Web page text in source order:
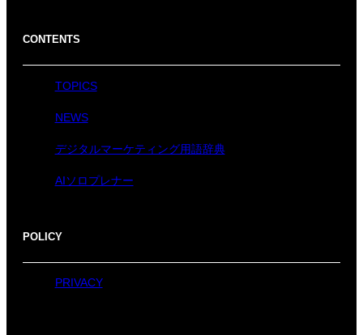
CONTENTS
TOPICS
NEWS
デジタルマーケティング用語辞典
AIソロプレナー
POLICY
PRIVACY